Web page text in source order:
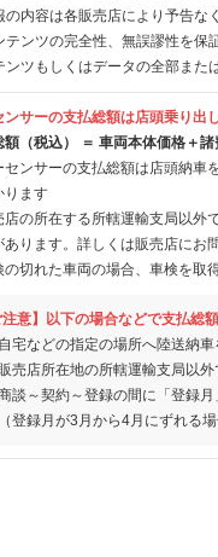
内容は各販売店により予告な
テンツの完全性、無誤謬性を保
ツもしくはデータの全部また
ンサーの支払総額は店頭乗り出
額（税込） ＝ 車両本体価格＋諸
ンサーの支払総額は店頭納車
ります
の所在する所轄運輸支局以外
あります。詳しくは販売店にお
切れた車両の場合、車検を取
注意】以下の場合などで支払総
自宅などの指定の場所へ陸送納
売店所在地の所轄運輸支局以
談～契約～登録の間に「登録
（登録月が3月から4月にずれる